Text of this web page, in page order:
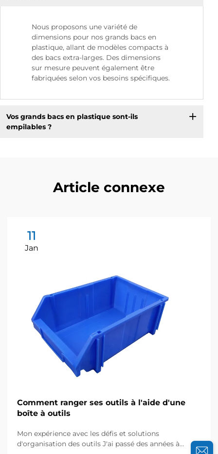
Nous proposons une variété de
dimensions pour nos grands bacs en
plastique, allant de modèles compacts à
des bacs extra-larges. Des dimensions
sur mesure peuvent également être
fabriquées selon vos besoins spécifiques.
Vos grands bacs en plastique sont-ils
empilables ?
Article connexe
11
Jan
Comment ranger ses outils à l'aide d'une
boîte à outils
Mon expérience avec les défis et solutions
d'organisation des outils J'ai passé des années à